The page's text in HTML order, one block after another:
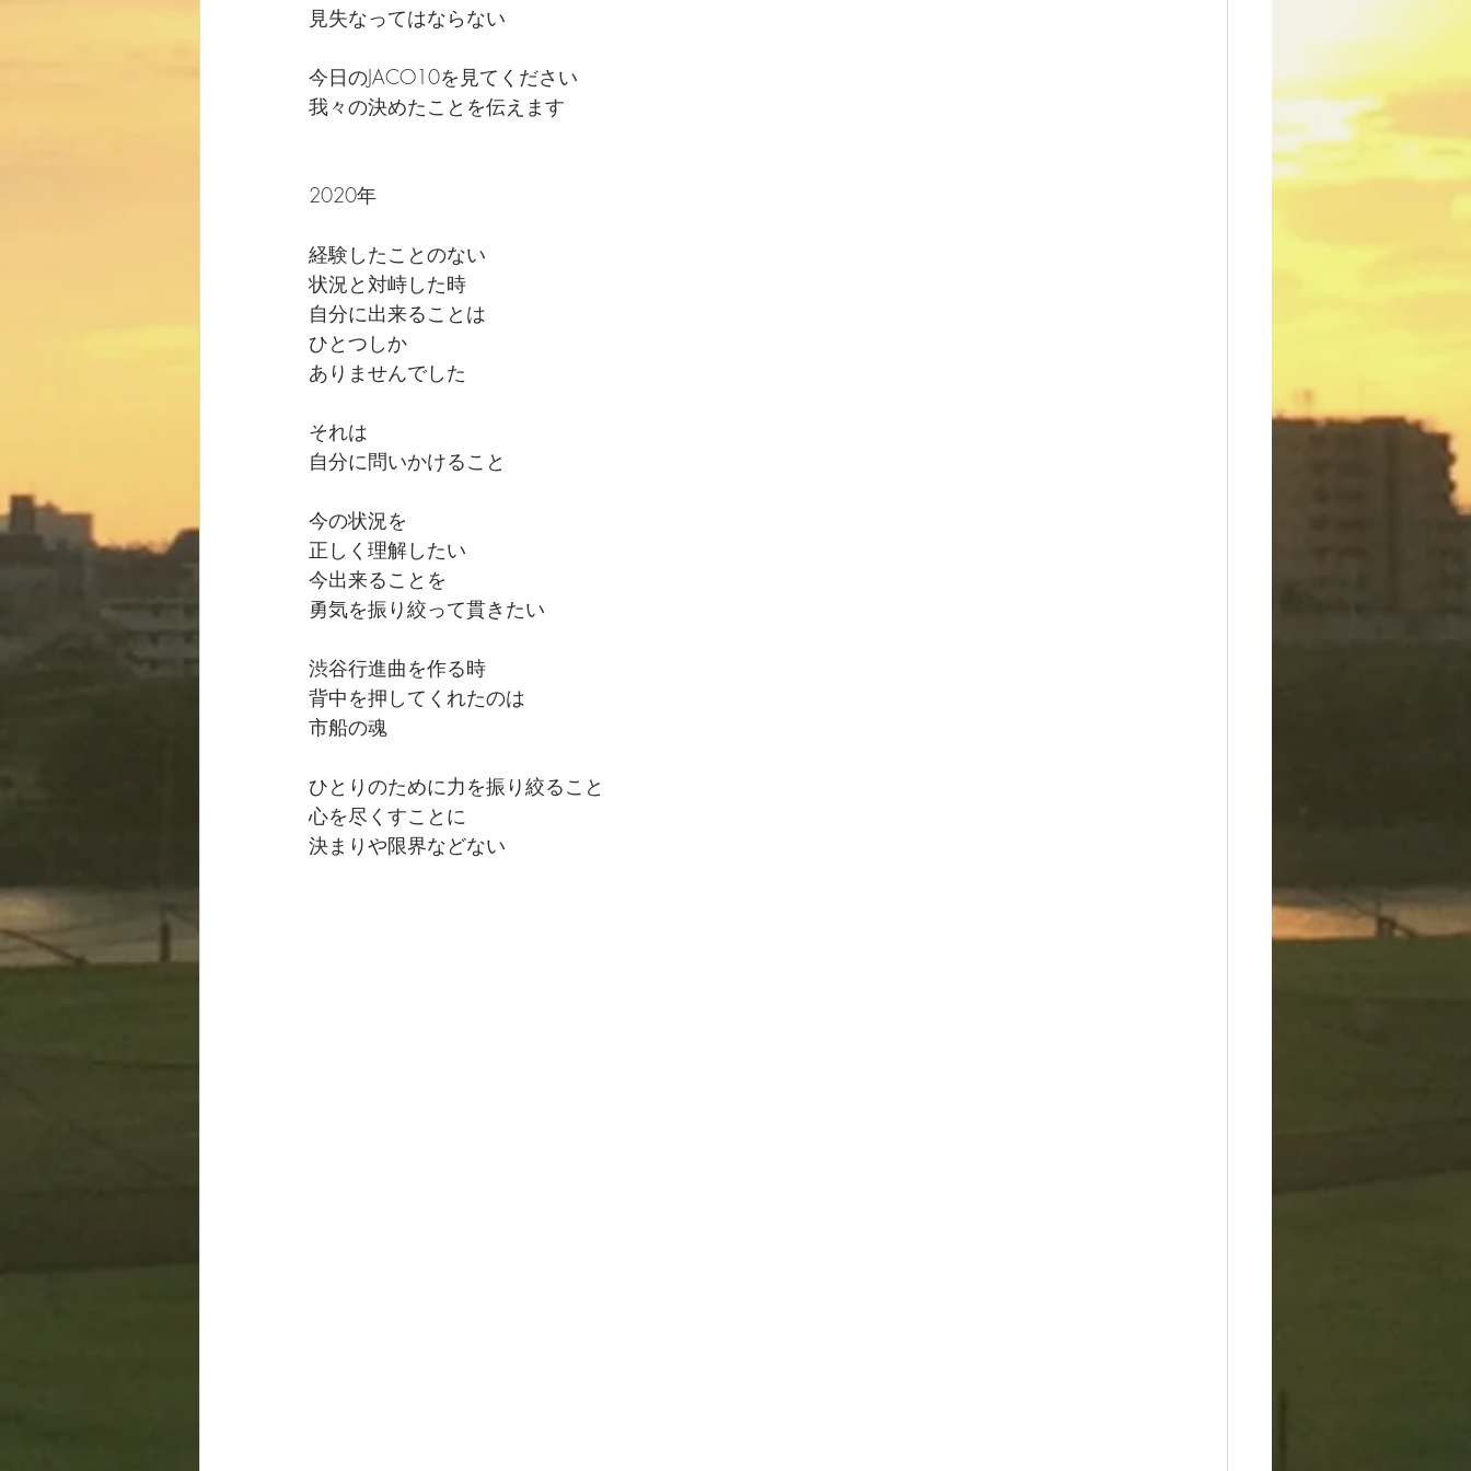
見失なってはならない
今日のJACO10を見てください
我々の決めたことを伝えます
2020年
経験したことのない
状況と対峙した時
自分に出来ることは
ひとつしか
ありませんでした
それは
自分に問いかけること
今の状況を
正しく理解したい
今出来ることを
勇気を振り絞って貫きたい
渋谷行進曲を作る時
背中を押してくれたのは
市船の魂
ひとりのために力を振り絞ること
心を尽くすことに
決まりや限界などない